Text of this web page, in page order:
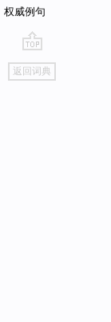
权威例句
go
top
返回词典